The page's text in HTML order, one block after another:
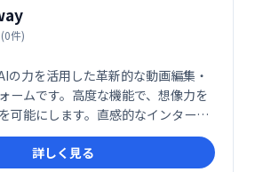
(0件)
の力を活用した革新的な動画編集・
ームです。高度な機能で、想像力を
可能にします。直感的なインターフ
ェッショナルから初心者まで、創造
きます。動画編集や制作の効率化、
詳しく見る